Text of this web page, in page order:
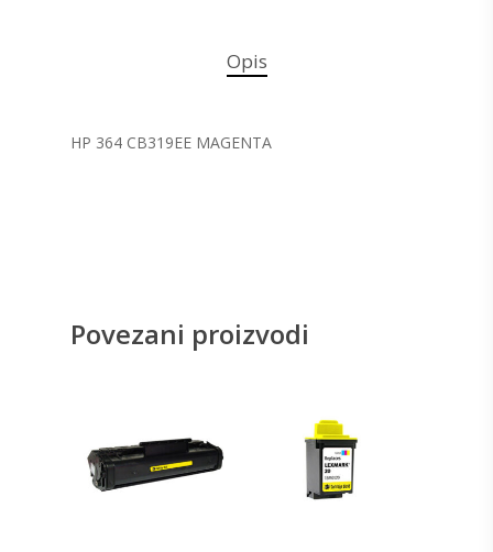
Opis
HP 364 CB319EE MAGENTA
Povezani proizvodi